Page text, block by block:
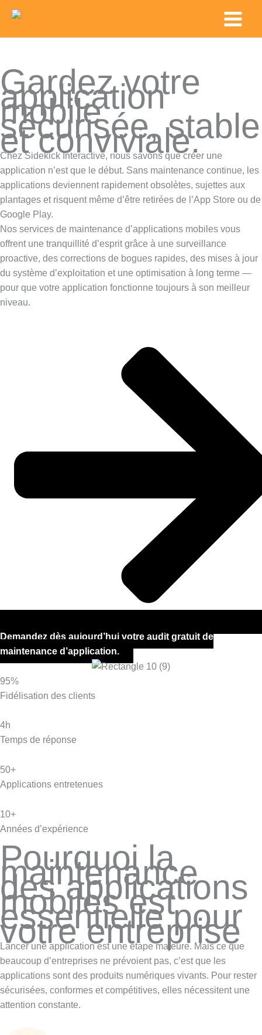
content
Main
Menu
Gardez votre
application
mobile
sécurisée, stable
et conviviale.
Chez Sidekick Interactive, nous savons que créer une
application n’est que le début. Sans maintenance continue, les
applications deviennent rapidement obsolètes, sujettes aux
plantages et risquent même d’être retirées de l’App Store ou de
Google Play.
Nos services de maintenance d’applications mobiles vous
offrent une tranquillité d’esprit grâce à une surveillance
proactive, des corrections de bogues rapides, des mises à jour
du système d’exploitation et une optimisation à long terme —
pour que votre application fonctionne toujours à son meilleur
niveau.
Demandez dès aujourd’hui votre audit gratuit de
maintenance d’application.
95%
Fidélisation des clients
4h
Temps de réponse
50+
Applications entretenues
10+
Années d’expérience
Pourquoi la
maintenance
des applications
mobiles est
essentielle pour
votre entreprise
Lancer une application est une étape majeure. Mais ce que
beaucoup d’entreprises ne prévoient pas, c’est que les
applications sont des produits numériques vivants. Pour rester
sécurisées, conformes et compétitives, elles nécessitent une
attention constante.